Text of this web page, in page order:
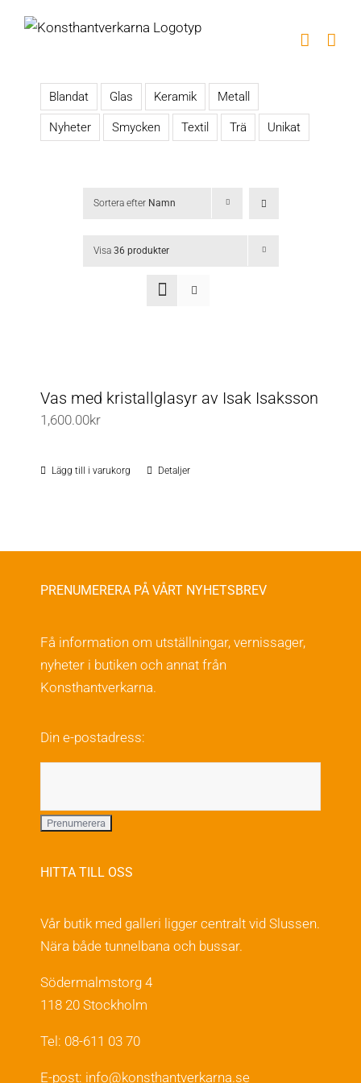
Blandat Glas Keramik Metall
Nyheter Smycken Textil Trä Unikat
Sortera efter Namn
Visa 36 produkter
Vas med kristallglasyr av Isak Isaksson
1,600.00kr
Lägg till i varukorg Detaljer
PRENUMERERA PÅ VÅRT NYHETSBREV
Få information om utställningar, vernissager,
nyheter i butiken och annat från
Konsthantverkarna.
Din e-postadress:
HITTA TILL OSS
Vår butik med galleri ligger centralt vid Slussen.
Nära både tunnelbana och bussar.
Södermalmstorg 4
118 20 Stockholm
Tel: 08-611 03 70
E-post: info@konsthantverkarna.se